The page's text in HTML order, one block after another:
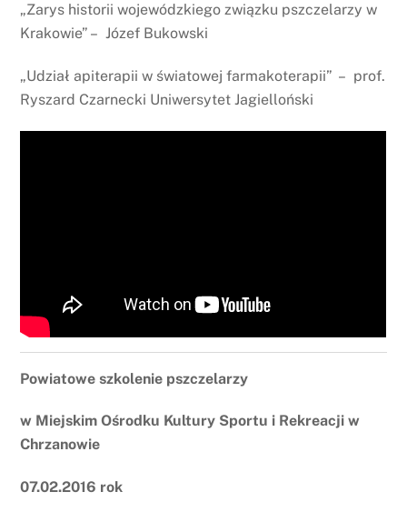
„Zarys historii wojewódzkiego związku pszczelarzy w
Krakowie” – Józef Bukowski
„Udział apiterapii w światowej farmakoterapii” – prof.
Ryszard Czarnecki Uniwersytet Jagielloński
Powiatowe szkolenie pszczelarzy
w Miejskim Ośrodku Kultury Sportu i Rekreacji w
Chrzanowie
07.02.2016 rok